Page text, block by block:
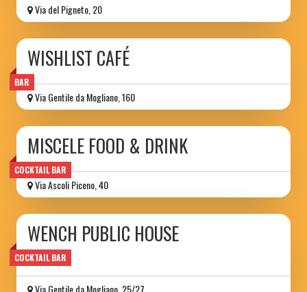
Via del Pigneto, 20
BAR
WISHLIST CAFÉ
Via Gentile da Mogliano, 160
COCKTAIL BAR
MISCELE FOOD & DRINK
Via Ascoli Piceno, 40
COCKTAIL BAR
WENCH PUBLIC HOUSE
pub
Via Gentile da Mogliano, 25/27